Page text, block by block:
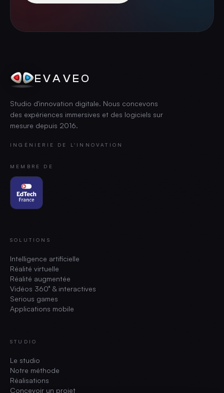
EVAVEO
Studio d'innovation digitale. Nous concevons
des expériences immersives et des logiciels sur
mesure depuis 2016.
INGÉNIERIE DE L'INNOVATION
MEMBRE DE
SOLUTIONS
Intelligence artificielle
Réalité virtuelle
Réalité augmentée
Vidéos 360° & interactives
Serious games
Applications mobile
STUDIO
Le studio
Notre méthode
Réalisations
Concevoir un projet